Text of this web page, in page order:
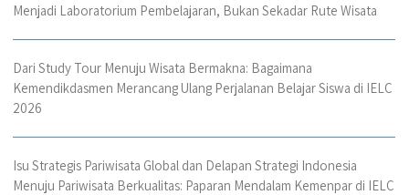
Menjadi Laboratorium Pembelajaran, Bukan Sekadar Rute Wisata
Dari Study Tour Menuju Wisata Bermakna: Bagaimana
Kemendikdasmen Merancang Ulang Perjalanan Belajar Siswa di IELC
2026
Isu Strategis Pariwisata Global dan Delapan Strategi Indonesia
Menuju Pariwisata Berkualitas: Paparan Mendalam Kemenpar di IELC